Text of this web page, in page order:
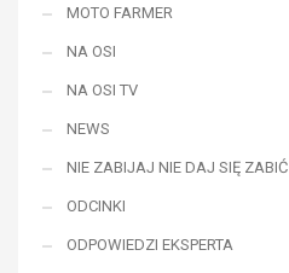
MOTO FARMER
NA OSI
NA OSI TV
NEWS
NIE ZABIJAJ NIE DAJ SIĘ ZABIĆ
ODCINKI
ODPOWIEDZI EKSPERTA